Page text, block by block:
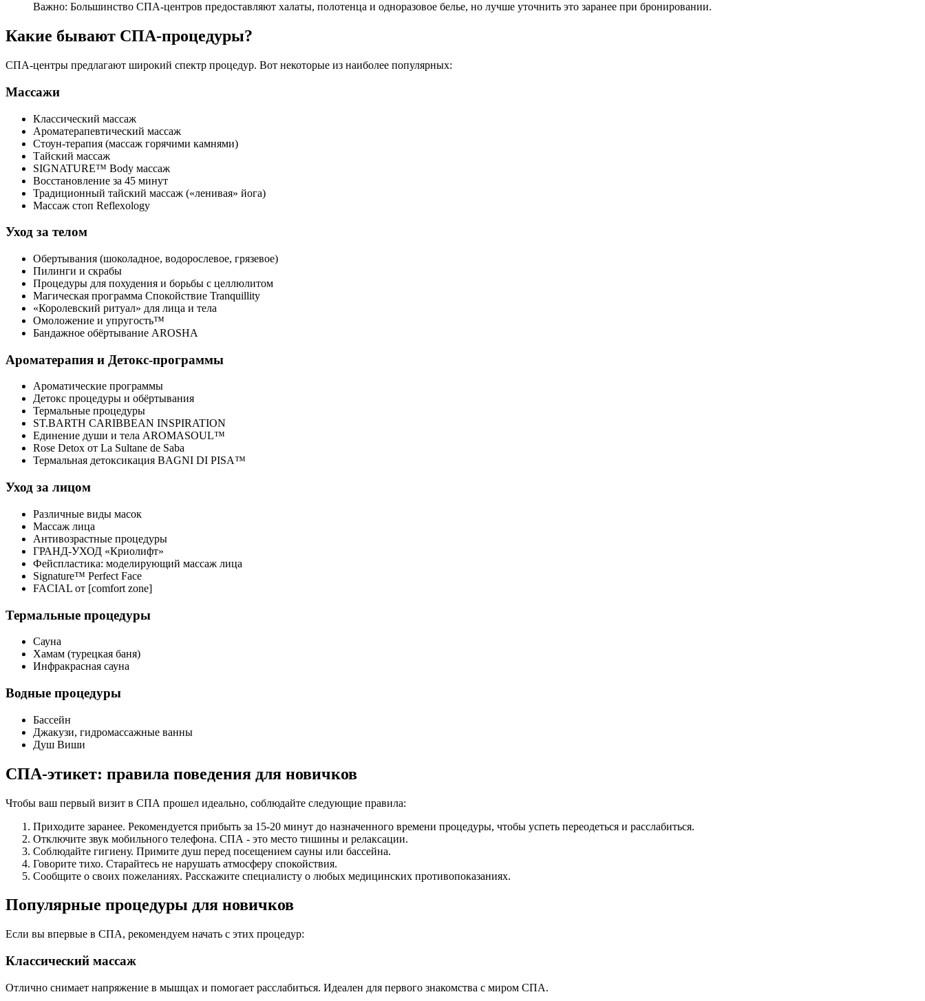
Важно: Большинство СПА-центров предоставляют халаты, полотенца и одноразовое белье, но лучше уточнить это заранее при бронировании.
Какие бывают СПА-процедуры?
СПА-центры предлагают широкий спектр процедур. Вот некоторые из наиболее популярных:
Массажи
Классический массаж
Ароматерапевтический массаж
Стоун-терапия (массаж горячими камнями)
Тайский массаж
SIGNATURE™ Body массаж
Восстановление за 45 минут
Традиционный тайский массаж («ленивая» йога)
Массаж стоп Reflexology
Уход за телом
Обертывания (шоколадное, водорослевое, грязевое)
Пилинги и скрабы
Процедуры для похудения и борьбы с целлюлитом
Магическая программа Спокойствие Tranquillity
«Королевский ритуал» для лица и тела
Омоложение и упругость™
Бандажное обёртывание AROSHA
Ароматерапия и Детокс-программы
Ароматические программы
Детокс процедуры и обёртывания
Термальные процедуры
ST.BARTH CARIBBEAN INSPIRATION
Единение души и тела AROMASOUL™
Rose Detox от La Sultane de Saba
Термальная детоксикация BAGNI DI PISA™
Уход за лицом
Различные виды масок
Массаж лица
Антивозрастные процедуры
ГРАНД-УХОД «Криолифт»
Фейспластика: моделирующий массаж лица
Signature™ Perfect Face
FACIAL от [comfort zone]
Термальные процедуры
Сауна
Хамам (турецкая баня)
Инфракрасная сауна
Водные процедуры
Бассейн
Джакузи, гидромассажные ванны
Душ Виши
СПА-этикет: правила поведения для новичков
Чтобы ваш первый визит в СПА прошел идеально, соблюдайте следующие правила:
Приходите заранее. Рекомендуется прибыть за 15-20 минут до назначенного времени процедуры, чтобы успеть переодеться и расслабиться.
Отключите звук мобильного телефона. СПА - это место тишины и релаксации.
Соблюдайте гигиену. Примите душ перед посещением сауны или бассейна.
Говорите тихо. Старайтесь не нарушать атмосферу спокойствия.
Сообщите о своих пожеланиях. Расскажите специалисту о любых медицинских противопоказаниях.
Популярные процедуры для новичков
Если вы впервые в СПА, рекомендуем начать с этих процедур:
Классический массаж
Отлично снимает напряжение в мышцах и помогает расслабиться. Идеален для первого знакомства с миром СПА.